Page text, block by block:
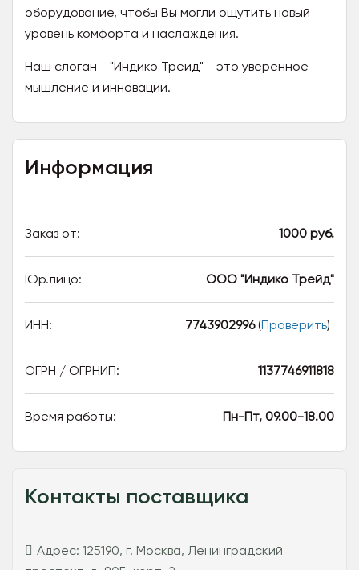
оборудование, чтобы Вы могли ощутить новый
уровень комфорта и наслаждения.
Наш слоган - "Индико Трейд" - это уверенное
мышление и инновации.
Информация
Заказ от: 1000 руб.
Юр.лицо: ООО "Индико Трейд"
ИНН: 7743902996 (Проверить)
ОГРН / ОГРНИП: 1137746911818
Время работы: Пн-Пт, 09.00-18.00
Контакты поставщика
Адрес: 125190, г. Москва, Ленинградский